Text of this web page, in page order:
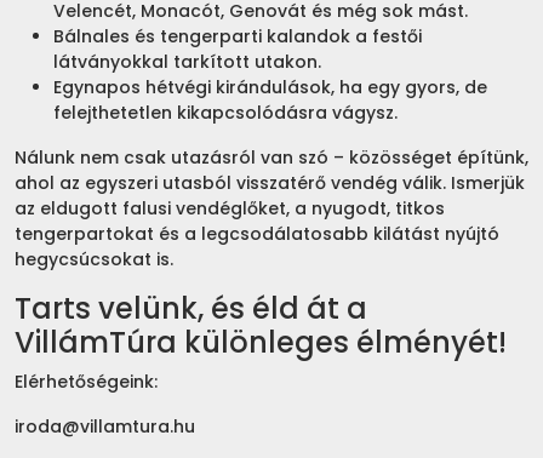
Velencét, Monacót, Genovát és még sok mást.
Bálnales és tengerparti kalandok a festői
látványokkal tarkított utakon.
Egynapos hétvégi kirándulások, ha egy gyors, de
felejthetetlen kikapcsolódásra vágysz.
Nálunk nem csak utazásról van szó – közösséget építünk,
ahol az egyszeri utasból visszatérő vendég válik. Ismerjük
az eldugott falusi vendéglőket, a nyugodt, titkos
tengerpartokat és a legcsodálatosabb kilátást nyújtó
hegycsúcsokat is.
Tarts velünk, és éld át a
VillámTúra különleges élményét!
Elérhetőségeink:
iroda@villamtura.hu